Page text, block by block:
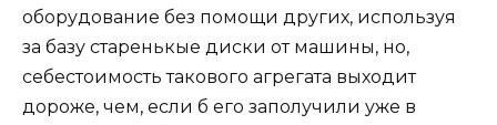
оборудование без помощи других, используя
за базу старенькые диски от машины, но,
себестоимость такового агрегата выходит
дороже, чем, если б его заполучили уже в